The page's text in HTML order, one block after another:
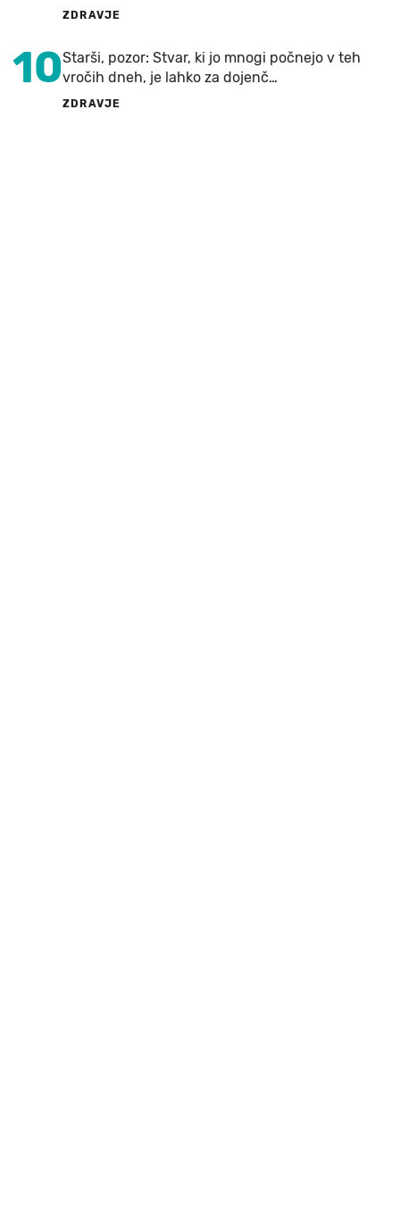
ZDRAVJE
10Starši, pozor: Stvar, ki jo mnogi počnejo v teh
vročih dneh, je lahko za dojenč…
ZDRAVJE